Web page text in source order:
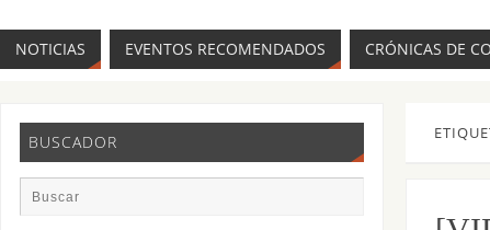
NOTICIAS EVENTOS RECOMENDADOS CRÓNICAS DE
BUSCADOR